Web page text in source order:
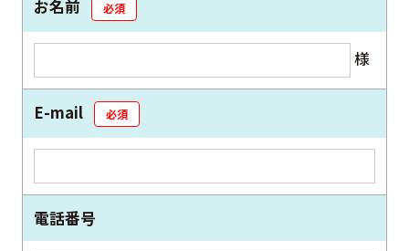
お名前 必須
様
E-mail 必須
電話番号